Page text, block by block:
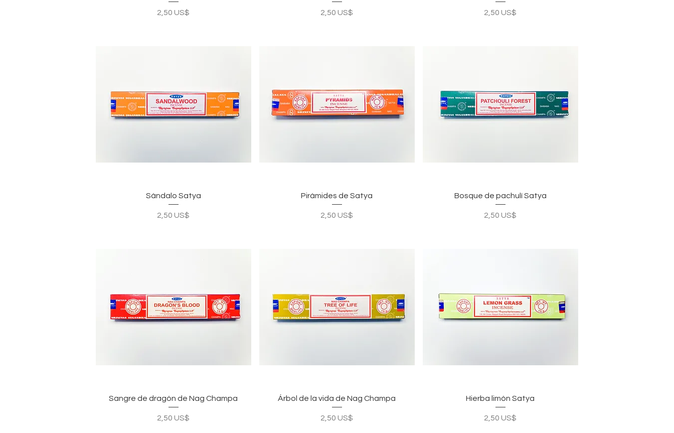
Precio
2,50 US$ Precio
2,50 US$ Precio
2,50 US$
Vista rápida
Sándalo Satya
Precio
2,50 US$
Vista rápida
Pirámides de Satya
Precio
2,50 US$
Vista rápida
Bosque de pachulí Satya
Precio
2,50 US$
Vista rápida
Sangre de dragón de Nag Champa
Precio
2,50 US$
Vista rápida
Árbol de la vida de Nag Champa
Precio
2,50 US$
Vista rápida
Hierba limón Satya
Precio
2,50 US$